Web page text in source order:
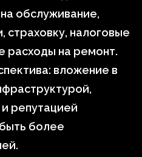
обслуживание,
страховку, налоговые
расходы на ремонт.
вложение в
репутацией
более